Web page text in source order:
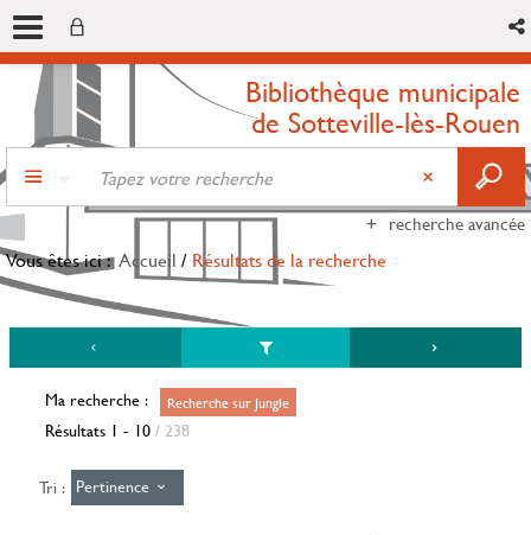
Bibliothèque municipale
de Sotteville-lès-Rouen
recherche avancée
Vous êtes ici : Accueil / Résultats de la recherche
Ma recherche : Recherche sur Jungle
Résultats 1 - 10/ 238
Tri : Pertinence